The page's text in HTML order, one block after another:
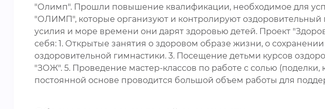
"Олимп". Прошли повышение квалификации, необходимое для
"ОЛИМП", которые организуют и контролируют
усилия и море времени они дарят здоровью детей. Проект
себя: 1. Открытые занятия о здоровом образе жизни, о
оздоровительной гимнастики. 3. Посещение детьми курсов
"ЗОЖ". 5. Проведение мастер-классов по работе с солью
постоянной основе проводится большой объем работы для